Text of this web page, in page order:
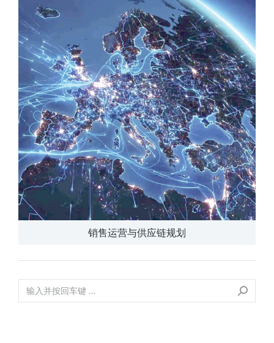
销售运营与供应链规划